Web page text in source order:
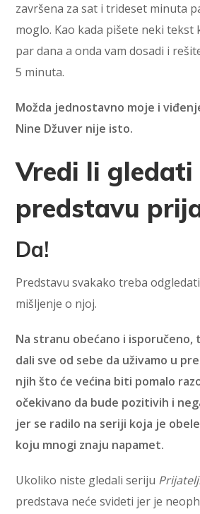
završena za sat i trideset minuta
moglo. Kao kada pišete neki tekst
par dana a onda vam dosadi i
5 minuta.
Možda jednostavno moje i
Nine Džuver nije isto.
Vredi li gledati
predstavu
Da!
Predstavu svakako treba
mišljenje o njoj.
Na stranu obećano i isporučeno,
dali sve od sebe da uživamo u
njih što će većina biti pomalo
očekivano da bude pozitivih i
jer se radilo na seriji koja je
koju mnogi znaju napamet.
Ukoliko niste gledali seriju
predstava neće svideti jer je